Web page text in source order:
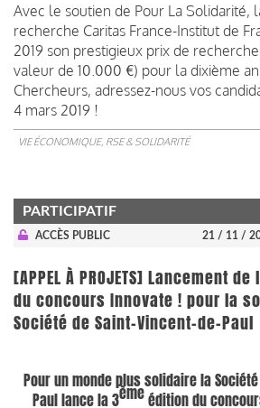
Avec le soutien de Pour La Solidarité,
recherche Caritas France-Institut de
2019 son prestigieux prix de recherche
valeur de 10.000 €) pour la dixième
Chercheurs, adressez-nous vos
4 mars 2019 !
VIE ÉCONOMIQUE, RSE & SOLIDARITÉ
PARTICIPATIF
ACCÈS PUBLIC 21 / 11 /
[APPEL À PROJETS] Lancement
du concours Innovate ! pour la
Société de Saint-Vincent-de-Paul
Pour un monde plus solidaire la
Paul lance la 3èmeédition du